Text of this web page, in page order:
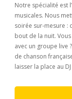
Notre spécialité est
musicales. Nous
soirée sur-mesure :
bout de la nuit.
avec un groupe live
de chanson
laisser la place au